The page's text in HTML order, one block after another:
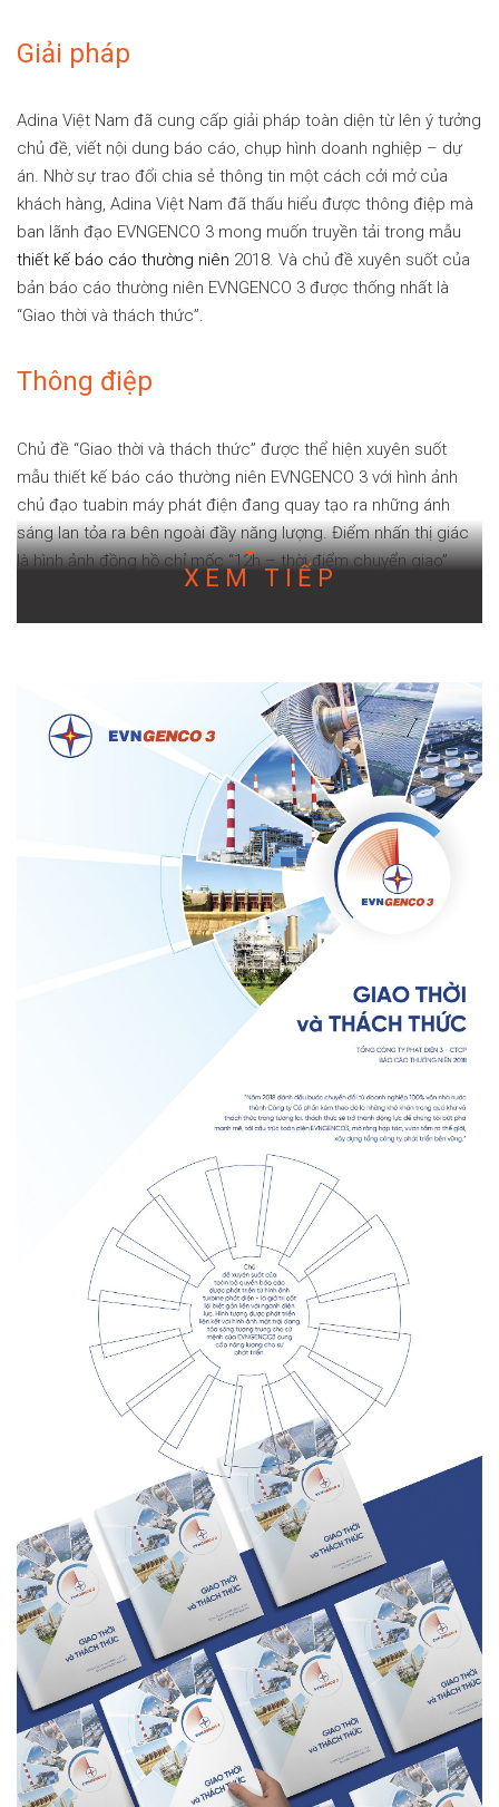
Giải pháp
Adina Việt Nam đã cung cấp giải pháp toàn diện từ lên ý tưởng
chủ đề, viết nội dung báo cáo, chụp hình doanh nghiệp – dự
án. Nhờ sự trao đổi chia sẻ thông tin một cách cởi mở của
khách hàng, Adina Việt Nam đã thấu hiểu được thông điệp mà
ban lãnh đạo EVNGENCO 3 mong muốn truyền tải trong mẫu
thiết kế báo cáo thường niên 2018. Và chủ đề xuyên suốt của
bản báo cáo thường niên EVNGENCO 3 được thống nhất là
“Giao thời và thách thức”.
Thông điệp
Chủ đề “Giao thời và thách thức” được thể hiện xuyên suốt
mẫu thiết kế báo cáo thường niên EVNGENCO 3 với hình ảnh
chủ đạo tuabin máy phát điện đang quay tạo ra những ánh
sáng lan tỏa ra bên ngoài đầy năng lượng. Điểm nhấn thị giác
là hình ảnh đồng hồ chỉ mốc “12h – thời điểm chuyển giao”
mang tính liên kết cao với thông điệp chủ đạo.
XEM TIẾP